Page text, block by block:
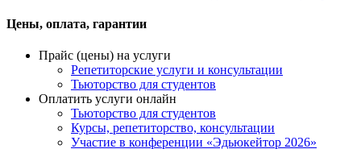
Цены, оплата, гарантии
Прайс (цены) на услуги
Репетиторские услуги и консультации
Тьюторство для студентов
Оплатить услуги онлайн
Тьюторство для студентов
Курсы, репетиторство, консультации
Участие в конференции «Эдьюкейтор 2026»